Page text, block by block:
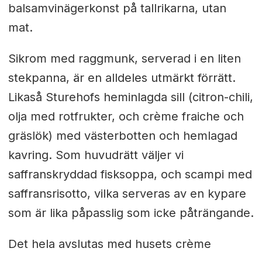
balsamvinägerkonst på tallrikarna, utan
mat.
Sikrom med raggmunk, serverad i en liten
stekpanna, är en alldeles utmärkt förrätt.
Likaså Sturehofs heminlagda sill (citron-chili,
olja med rotfrukter, och crème fraiche och
gräslök) med västerbotten och hemlagad
kavring. Som huvudrätt väljer vi
saffranskryddad fisksoppa, och scampi med
saffransrisotto, vilka serveras av en kypare
som är lika påpasslig som icke påträngande.
Det hela avslutas med husets crème